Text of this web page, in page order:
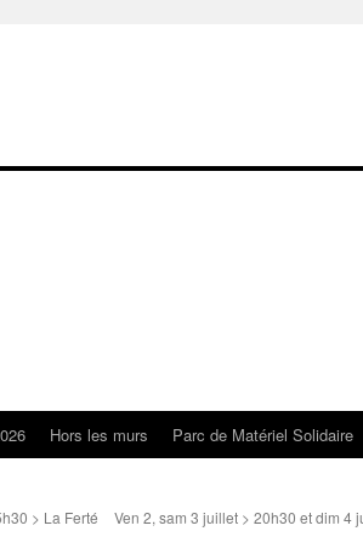
Hors les murs Parc de Matériel Solidaire
> La Ferté
Ven 2, sam 3 juillet > 20h30 et dim 4